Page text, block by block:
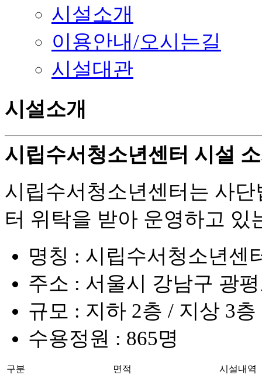
시설소개
이용안내/오시는길
시설대관
시설소개
시립수서청소년센터 시설
시립수서청소년센터는 사
터 위탁을 받아 운영하고 있
명칭 : 시립수서청소년센
주소 : 서울시 강남구 광
규모 : 지하 2층 / 지상 3
수용정원 : 865명
구분 면적
시설내역